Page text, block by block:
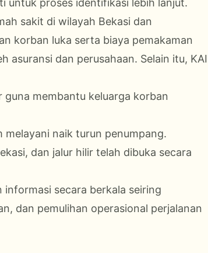
untuk proses identifikasi lebih lanjut.
sakit di wilayah Bekasi dan
korban luka serta biaya pemakaman
asuransi dan perusahaan. Selain itu, KAI
guna membantu keluarga korban
melayani naik turun penumpang.
dan jalur hilir telah dibuka secara
secara berkala seiring
dan pemulihan operasional perjalanan